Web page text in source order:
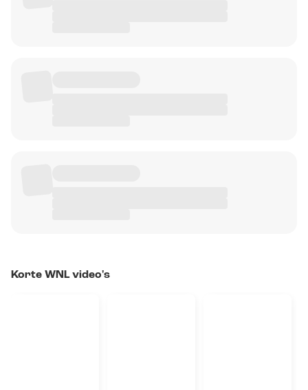
Korte WNL video's